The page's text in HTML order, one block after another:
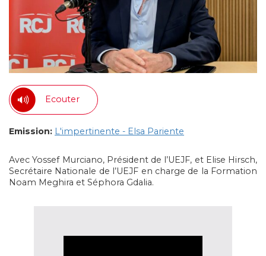
Ecouter
Emission: L'impertinente - Elsa Pariente
Avec Yossef Murciano, Président de l’UEJF, et Elise Hirsch,
Secrétaire Nationale de l’UEJF en charge de la Formation
Noam Meghira et Séphora Gdalia.